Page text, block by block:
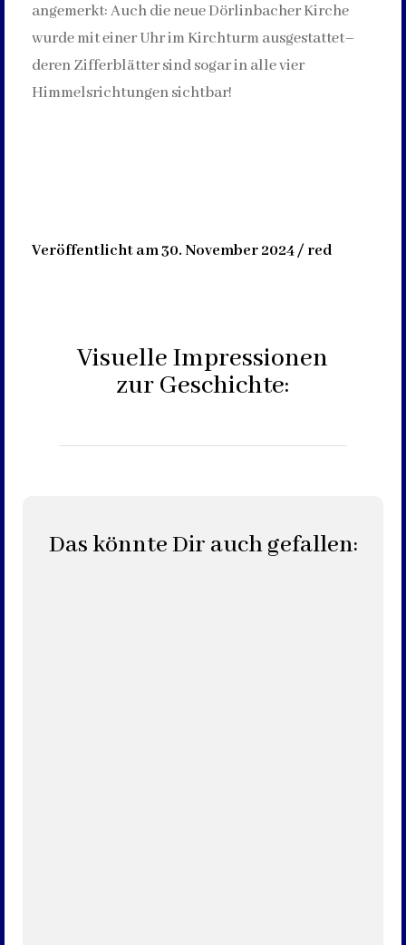
angemerkt: Auch die neue Dörlinbacher Kirche
wurde mit einer Uhr im Kirchturm ausgestattet–
deren Zifferblätter sind sogar in alle vier
Himmelsrichtungen sichtbar!
Veröffentlicht am 30. November 2024 / red
Visuelle Impressionen
zur Geschichte:
Das könnte Dir auch gefallen: